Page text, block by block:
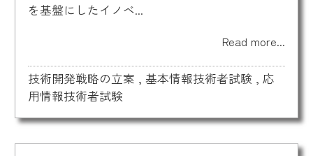
を基盤にしたイノベ...
Read more...
技術開発戦略の立案 , 基本情報技術者試験 , 応
用情報技術者試験